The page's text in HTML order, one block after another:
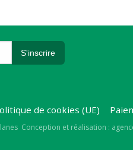
de cookies (UE)
Conception et réalisation :